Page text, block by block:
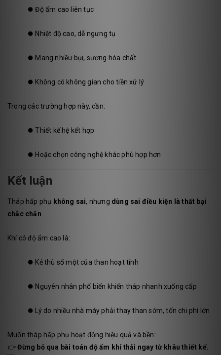
⏺️Độ ẩm cao liên tục
⏺️ Nhiệt độ cao, dễ ngưng tụ
⏺️ Mang nhiều bụi, sương hóa chất
⏺️ Không có không gian cho tiền xử lý
Trong các trường hợp này, cần:
⏺️Thiết kế hệ kết hợp
⏺️ Hoặc chọn công nghệ khác phù hợp hơn
Kết luận
Tháp hấp phụ không sai, nhưng dùng sai điều kiện là thất bại
chắc chắn.
Khí có độ ẩm cao là:
⏺️ Kẻ thù số một của than hoạt tính
⏺️ Nguyên nhân phổ biến khiến tháp nhanh xuống cấp
⏺️ Lý do nhiều nhà máy phải thay than sớm, tốn chi phí lớn
Muốn tháp hấp phụ hoạt động hiệu quả và bền:
👉Đừng bỏ qua bài toán độ ẩm khí thải ngay từ khâu thiết kế.